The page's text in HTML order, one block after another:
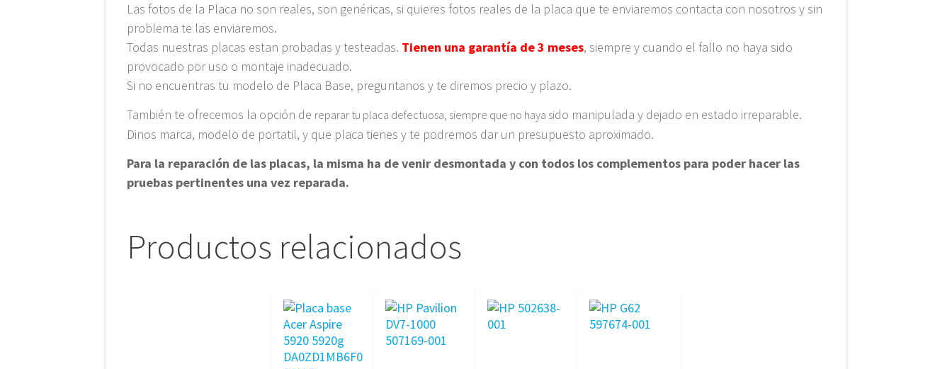
Las fotos de la Placa no son reales, son genéricas, si quieres fotos reales de la placa que te enviaremos contacta con nosotros y sin
problema te las enviaremos.
Todas nuestras placas estan probadas y testeadas. Tienen una garantía de 3 meses, siempre y cuando el fallo no haya sido
provocado por uso o montaje inadecuado.
Si no encuentras tu modelo de Placa Base, preguntanos y te diremos precio y plazo.
También te ofrecemos la opción de reparar tu placa defectuosa, siempre que no haya sido manipulada y dejado en estado irreparable.
Dinos marca, modelo de portatil, y que placa tienes y te podremos dar un presupuesto aproximado.
Para la reparación de las placas, la misma ha de venir desmontada y con todos los complementos para poder hacer las
pruebas pertinentes una vez reparada.
Productos relacionados